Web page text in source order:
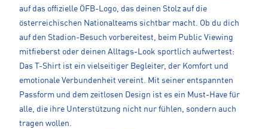
auf das offizielle ÖFB-Logo, das deinen Stolz auf die
österreichischen Nationalteams sichtbar macht. Ob du dich
auf den Stadion-Besuch vorbereitest, beim Public Viewing
mitfieberst oder deinen Alltags-Look sportlich aufwertest:
Das T-Shirt ist ein vielseitiger Begleiter, der Komfort und
emotionale Verbundenheit vereint. Mit seiner entspannten
Passform und dem zeitlosen Design ist es ein Must-Have für
alle, die ihre Unterstützung nicht nur fühlen, sondern auch
tragen wollen.